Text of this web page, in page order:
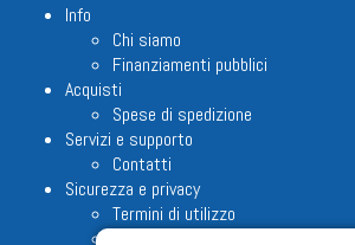
Info
Chi siamo
Finanziamenti pubblici
Acquisti
Spese di spedizione
Servizi e supporto
Contatti
Sicurezza e privacy
Termini di utilizzo